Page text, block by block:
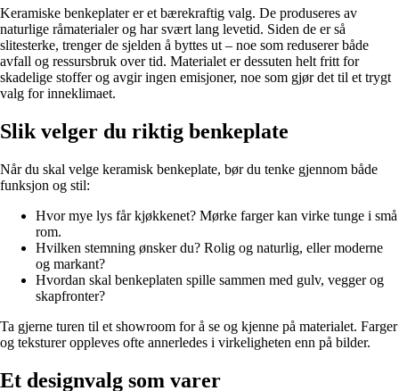
Keramiske benkeplater er et bærekraftig valg. De produseres av
naturlige råmaterialer og har svært lang levetid. Siden de er så
slitesterke, trenger de sjelden å byttes ut – noe som reduserer både
avfall og ressursbruk over tid. Materialet er dessuten helt fritt for
skadelige stoffer og avgir ingen emisjoner, noe som gjør det til et trygt
valg for inneklimaet.
Slik velger du riktig benkeplate
Når du skal velge keramisk benkeplate, bør du tenke gjennom både
funksjon og stil:
Hvor mye lys får kjøkkenet? Mørke farger kan virke tunge i små
rom.
Hvilken stemning ønsker du? Rolig og naturlig, eller moderne
og markant?
Hvordan skal benkeplaten spille sammen med gulv, vegger og
skapfronter?
Ta gjerne turen til et showroom for å se og kjenne på materialet. Farger
og teksturer oppleves ofte annerledes i virkeligheten enn på bilder.
Et designvalg som varer